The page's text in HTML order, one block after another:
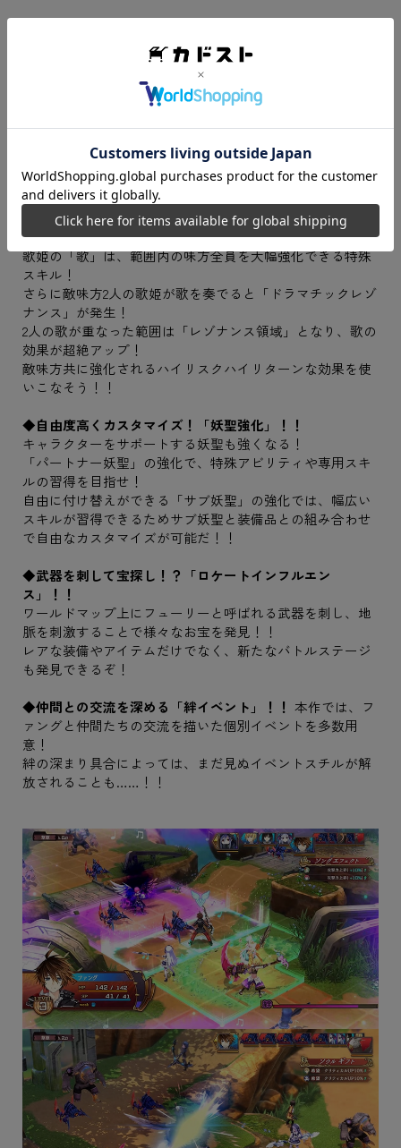
◆「フェアリーフェンサー エフ」がタクティクスRPGとな
本作ではシリーズの主要キャラクターが勢ぞろい！
さらに「歌姫」と呼ばれる新たな存在、新フェンサーや新
妖聖によって繰り広げられる戦略性豊かなバトルを体感し
よう！！
◆歌の力で戦況をくつがえせ！「ドラマチックレゾナン
ス」！！
歌姫の「歌」は、範囲内の味方全員を大幅強化できる特殊
スキル！
さらに敵味方2人の歌姫が歌を奏でると「ドラマチックレゾ
ナンス」が発生！
2人の歌が重なった範囲は「レゾナンス領域」となり、歌の
効果が超絶アップ！
敵味方共に強化されるハイリスクハイリターンな効果を使
いこなそう！！
◆自由度高くカスタマイズ！「妖聖強化」！！
キャラクターをサポートする妖聖も強くなる！
「パートナー妖聖」の強化で、特殊アビリティや専用スキ
ルの習得を目指せ！
自由に付け替えができる「サブ妖聖」の強化では、幅広い
スキルが習得できるためサブ妖聖と装備品との組み合わせ
で自由なカスタマイズが可能だ！！
◆武器を刺して宝探し！？「ロケートインフルエン
ス」！！
ワールドマップ上にフューリーと呼ばれる武器を刺し、地
脈を刺激することで様々なお宝を発見！！
レアな装備やアイテムだけでなく、新たなバトルステージ
も発見できるぞ！
◆仲間との交流を深める「絆イベント」！！ 本作では、フ
ァングと仲間たちの交流を描いた個別イベントを多数用
意！
絆の深まり具合によっては、まだ見ぬイベントスチルが解
放されることも……！！